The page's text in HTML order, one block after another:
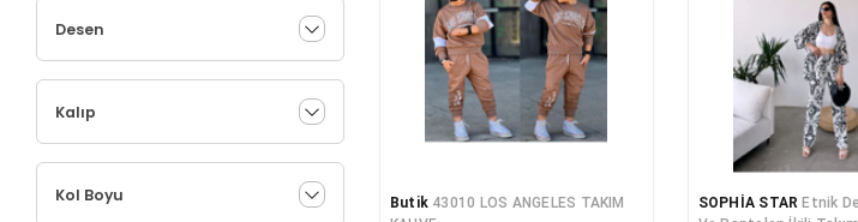
Desen
Kalıp
Kol Boyu Butik 43010 LOS ANGELES TAKIM
SOPHİA STAR Etnik